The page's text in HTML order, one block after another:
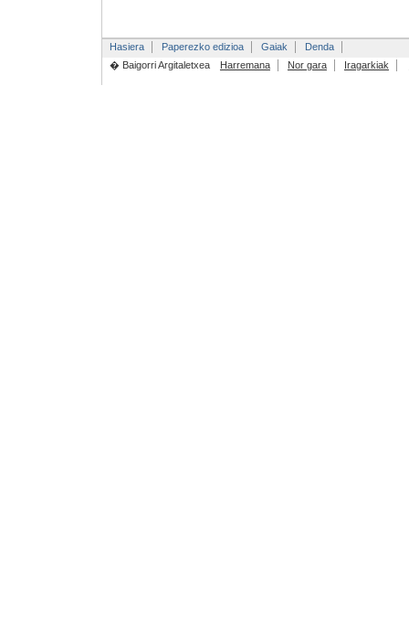
Hasiera Paperezko edizioa Gaiak
Denda
� Baigorri Argitaletxea
Harremana Nor gara Iragarkiak